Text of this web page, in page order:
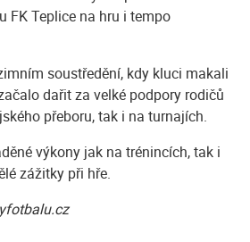
FK Teplice na hru i tempo
soustředění, kdy kluci makali
dařit za velké podpory rodičů
přeboru, tak i na turnajích.
výkony jak na trénincích, tak i
zážitky při hře.